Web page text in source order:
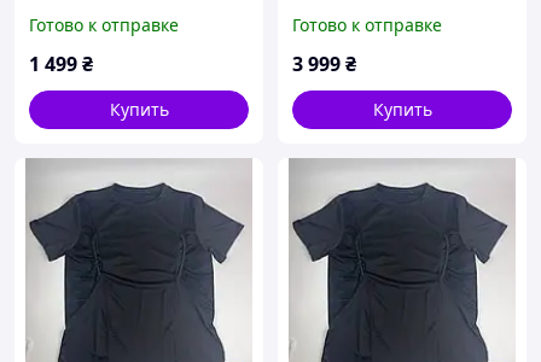
Готово к отправке
1 499₴
Купить
Готово к отправке
3 999₴
Купить